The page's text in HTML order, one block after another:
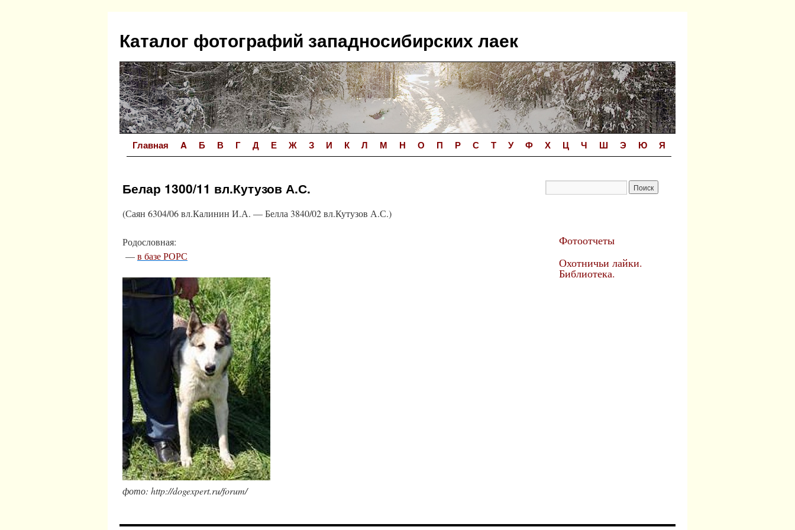
содержимому
Каталог фотографий западносибирских лаек
Главная A Б В Г Д Е Ж З И К Л М Н О П Р С Т У Ф Х Ц Ч Ш Э Ю Я
Белар 1300/11 вл.Кутузов А.С.
(Саян 6304/06 вл.Калинин И.А. — Белла 3840/02 вл.Кутузов А.С.)
Родословная:
—в базе РОРС
фото: http://dogexpert.ru/forum/
Фотоотчеты
Охотничьи лайки.
Библиотека.